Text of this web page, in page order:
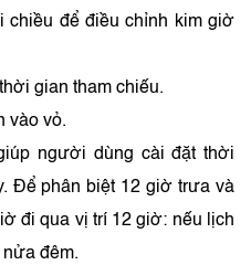
chiều để điều chỉnh kim giờ
gian tham chiếu.
vào vỏ.
người dùng cài đặt thời
Để phân biệt 12 giờ trưa và
đi qua vị trí 12 giờ: nếu lịch
đêm.